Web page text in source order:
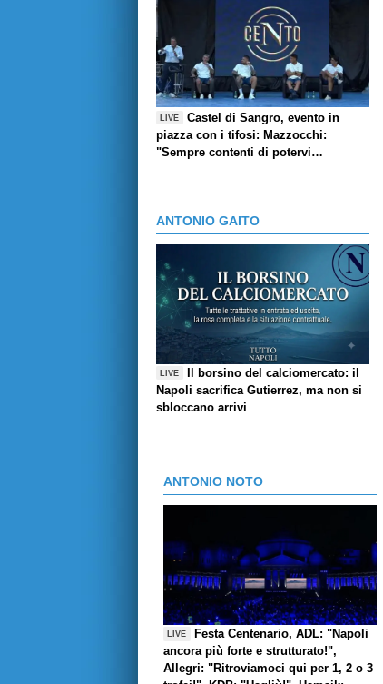
LIVE
Castel di Sangro, evento in
piazza con i tifosi: Mazzocchi:
"Sempre contenti di potervi
contributo"
ANTONIO GAITO
LIVE
Il borsino del calciomercato: il
Napoli sacrifica Gutierrez, ma non si
sbloccano arrivi
ANTONIO NOTO
LIVE
Festa Centenario, ADL: "Napoli
ancora più forte e strutturato!",
Allegri: "Ritroviamoci qui per 1, 2 o 3